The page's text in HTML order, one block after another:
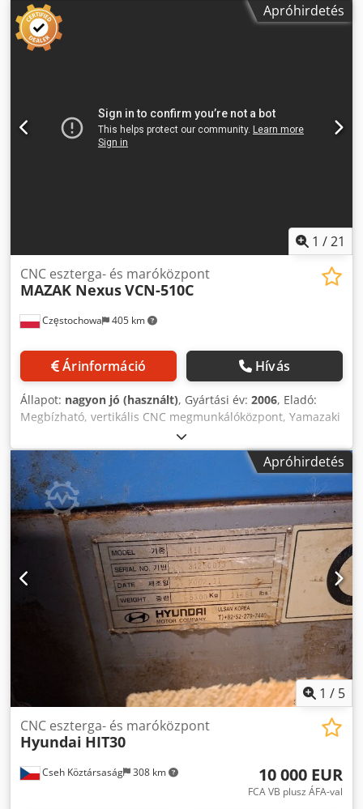
23% áfa Esztergálási átmérő: 160 mm Max. esztergálási
hossz: 285 mm Orsóátmérő: 40 mm Max. fordulatszám:
6000 rpm 8 állásos revolverfej Csúcs készletben Csdezc Ri
Apróhirdetés
1 /21
Częstochowa 405 km
CNC eszterga- és maróközpont
MAZAK NexusVCN-510C
Árinformáció Hívás
Állapot: nagyon jó (használt), Gyártási év: 2006, Eladó:
Megbízható, vertikális CNC megmunkálóközpont, Yamazaki
Mazak Nexus VCN-510C – a neves japán gyártó, a MAZAK
csúcskategóriás gyártógépe, melyet pontosságáért, hosszú
élettartamáért és stabil ipari üzemi működéséért
értékelnek. A VCN-510C ideális acél, alumínium és olyan
munkadarabok megmunkálásához, amelyek nagy
pontosságot és ismétlési pontosságot igényelnek. A
MAZATROL 640M vezérlés intuitív kezelést és gyors
gyártás-előkészítést biztosít. Műszaki adatok: Gyártási év:
2006 Vezérlés: MAZATROL 640M Codjyha Ivepfx Af Djrf X
tengely elmozdulás: 1.050 mm Y tengely elmozdulás: 510
mm Z tengely elmozdulás: 510 mm T-hornyos asztal
Automata szerszámcserélő (ATC) Központi kenés
Vezérlőszekrény Tömeg: 7.100 kg Alacsony üzemóra
Apróhirdetés
1 / 5
Cseh Köztársaság 308 km
CNC eszterga- és maróközpont
Hyundai HIT30
10 000 EUR
FCA VB plusz ÁFA-val